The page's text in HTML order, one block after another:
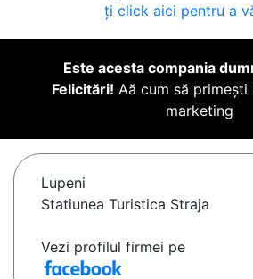
ți click aici pentru a
Este acesta compania
Felicitări! Aă cum să primești
marketing
Lupeni
Statiunea Turistica Straja
Vezi profilul firmei pe